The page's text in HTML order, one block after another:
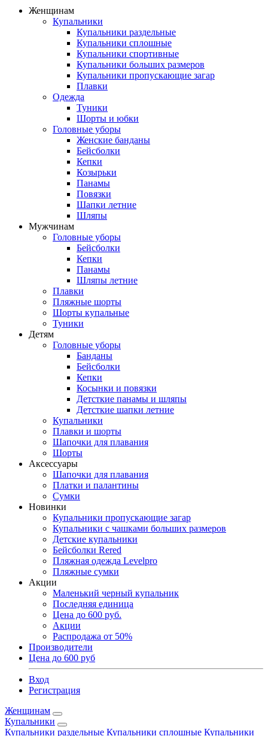
Женщинам
Купальники
Купальники раздельные
Купальники сплошные
Купальники спортивные
Купальники больших размеров
Купальники пропускающие загар
Плавки
Одежда
Туники
Шорты и юбки
Головные уборы
Женские банданы
Бейсболки
Кепки
Козырьки
Панамы
Повязки
Шапки летние
Шляпы
Мужчинам
Головные уборы
Бейсболки
Кепки
Панамы
Шляпы летние
Плавки
Пляжные шорты
Шорты купальные
Туники
Детям
Головные уборы
Банданы
Бейсболки
Кепки
Косынки и повязки
Детсткие панамы и шляпы
Детсткие шапки летние
Купальники
Плавки и шорты
Шапочки для плавания
Шорты
Аксессуары
Шапочки для плавания
Платки и палантины
Сумки
Новинки
Купальники пропускающие загар
Купальники с чашками больших размеров
Детские купальники
Бейсболки Rered
Пляжная одежда Levelpro
Пляжные сумки
Акции
Маленький черный купальник
Последняя единица
Цена до 600 руб.
Акции
Распродажа от 50%
Производители
Цена до 600 руб
Вход
Регистрация
Женщинам
Купальники
Купальники раздельные Купальники сплошные Купальники